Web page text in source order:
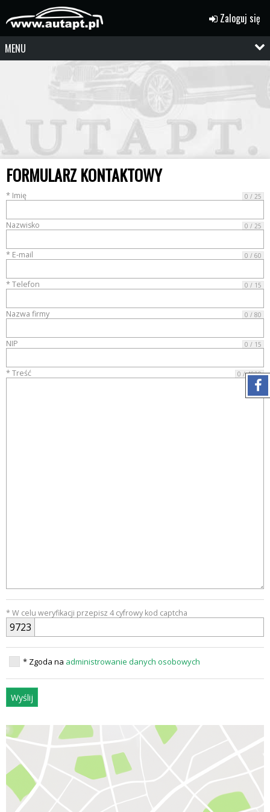
Zaloguj się
MENU
FORMULARZ KONTAKTOWY
* Imię 0 / 25
Nazwisko 0 / 25
* E-mail 0 / 60
* Telefon 0 / 15
Nazwa firmy 0 / 80
NIP 0 / 15
* Treść 0 / 4000
* W celu weryfikacji przepisz 4 cyfrowy kod captcha
9723
* Zgoda na administrowanie danych osobowych
Wyślij